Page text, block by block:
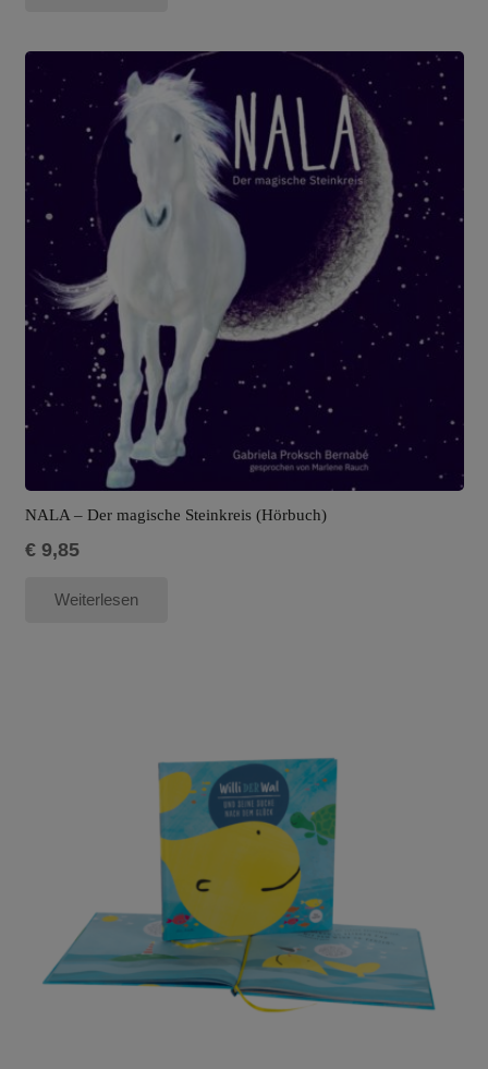
NALA – Der magische Steinkreis (Hörbuch)
€9,85
Weiterlesen